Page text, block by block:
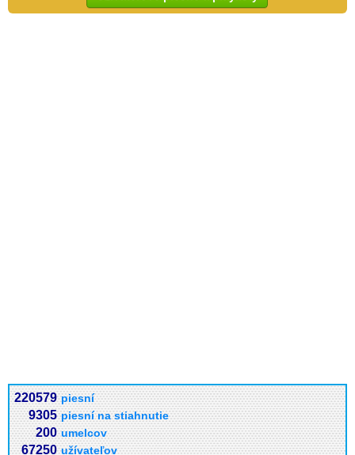
220579 piesní
9305 piesní na stiahnutie
200 umelcov
67250 užívateľov